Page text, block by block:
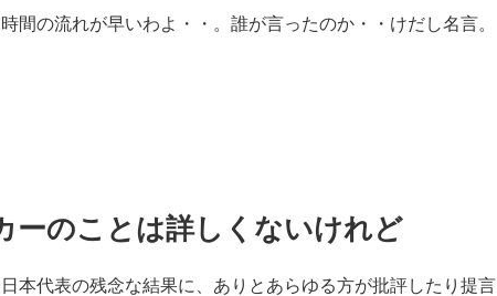
間の流れが早いわよ・・。誰が言ったのか・・けだし名言。
ーのことは詳しくないけれど
本代表の残念な結果に、ありとあらゆる方が批評したり提言